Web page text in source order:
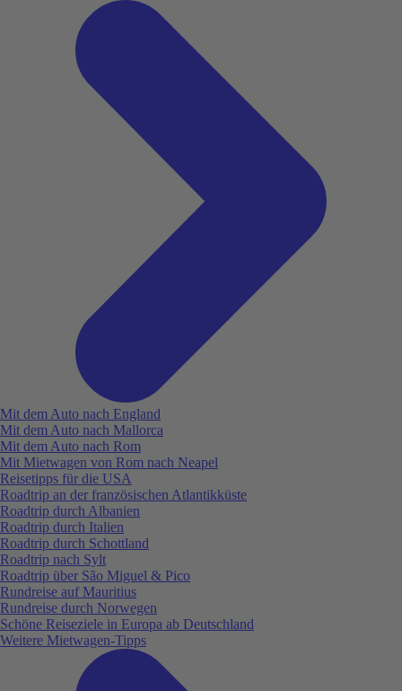
Mit dem Auto nach England
Mit dem Auto nach Mallorca
Mit dem Auto nach Rom
Mit Mietwagen von Rom nach Neapel
Reisetipps für die USA
Roadtrip an der französischen Atlantikküste
Roadtrip durch Albanien
Roadtrip durch Italien
Roadtrip durch Schottland
Roadtrip nach Sylt
Roadtrip über São Miguel & Pico
Rundreise auf Mauritius
Rundreise durch Norwegen
Schöne Reiseziele in Europa ab Deutschland
Weitere Mietwagen-Tipps